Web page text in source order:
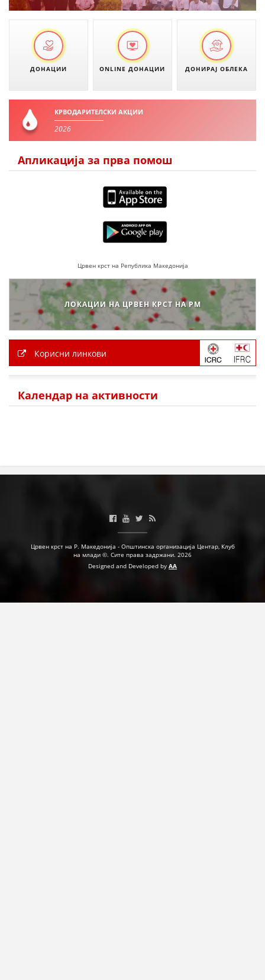
ИНФОРМАЦИИ ЗА БОЛЕСТИ
УСЛУГИ
ПРИРАЧНИЦИ
СТРАТЕГИИ
ПОСТЕРИ
ПРЕЗЕНТАЦИИ
ДОНАЦИИ ONLINE ДОНАЦИИ ДОНИРАЈ ОБЛЕКА
КРВОДАРИТЕЛСКИ АКЦИИ
2026
Апликација за прва помош
Црвен крст на Република Македонија
ЛОКАЦИИ НА ЦРВЕН КРСТ НА РМ
Корисни линкови
Календар на активности
Црвен крст на Р. Македонија - Општинска организација Центар, Клуб
на млади ©. Сите права задржани. 2026
Designed and Developed by AA